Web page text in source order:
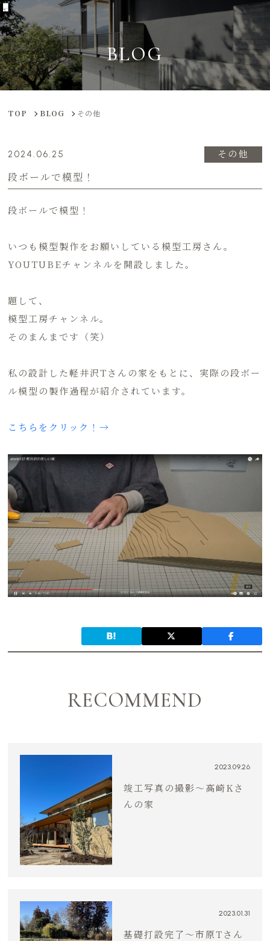
BLOG
TOP BLOG その他
2024.06.25 その他
段ボールで模型！
段ボールで模型！
いつも模型製作をお願いしている模型工房さん。
YOUTUBEチャンネルを開設しました。
題して、
模型工房チャンネル。
そのまんまです（笑）
私の設計した軽井沢Tさんの家をもとに、実際の段ボー
ル模型の製作過程が紹介されています。
こちらをクリック！→
RECOMMEND
2023.09.26
竣工写真の撮影〜高崎Kさ
んの家
2023.01.31
基礎打設完了〜市原Tさん